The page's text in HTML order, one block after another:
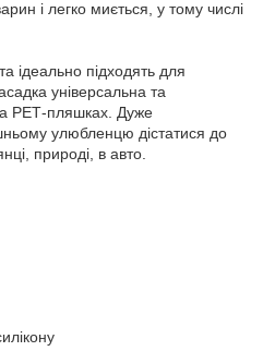
і легко миється, у тому числі
ідеально підходять для
універсальна та
РЕТ-пляшках. Дуже
улюбленцю дістатися до
природі, в авто.